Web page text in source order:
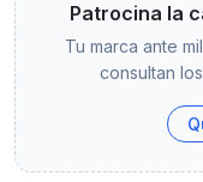
Patrocina la
Tu marca ante
consultan